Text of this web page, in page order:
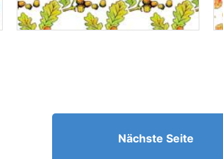
Nächste Seite